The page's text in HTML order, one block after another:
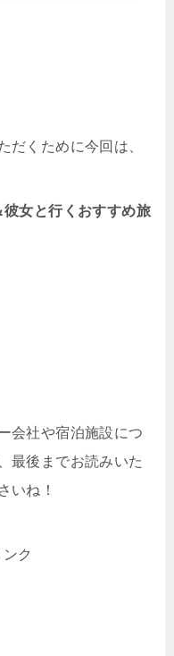
だくために今回は、
女と行くおすすめ旅
会社や宿泊施設につ
最後までお読みいた
いね！
ク